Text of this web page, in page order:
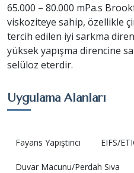
65.000 – 80.000 mPa.s
viskoziteye sahip, özellikle
tercih edilen iyi sarkma
yüksek yapışma direncine
selüloz eterdir.
Uygulama Alanları
Fayans Yapıştırıcı EIFS/
Duvar Macunu/Perdah Sıva